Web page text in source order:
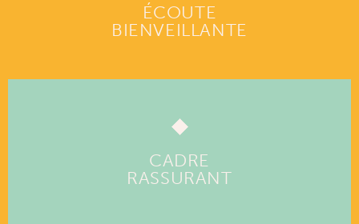
ÉCOUTE
BIENVEILLANTE
CADRE
RASSURANT